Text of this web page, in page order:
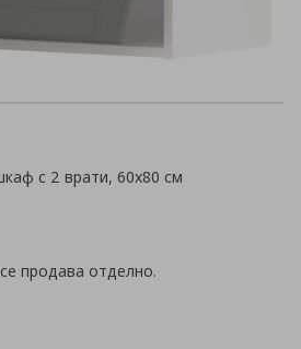
с 2 врати, 60x80 см
продава отделно.